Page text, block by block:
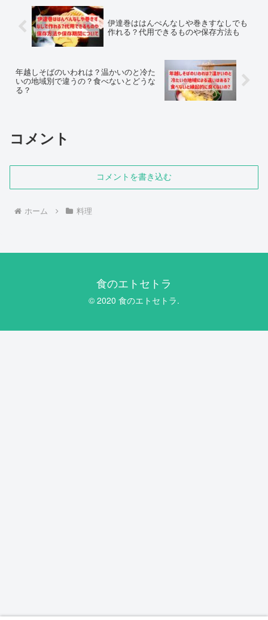
伊達巻ははんぺんなしや巻きすなしでも
作れる？代用できるものや保存方法も
年越しそばのいわれは？温かいのと冷た
いの地域別で違うの？食べないとどうな
る？
コメント
コメントを書き込む
ホーム 料理
食のエトセトラ
© 2020 食のエトセトラ.